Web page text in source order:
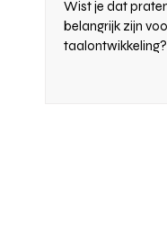
Wist je dat
belangrijk zijn